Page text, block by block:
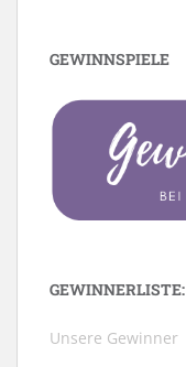
GEWINNSPIELE
GEWINNERLISTE:
Unsere Gewinner